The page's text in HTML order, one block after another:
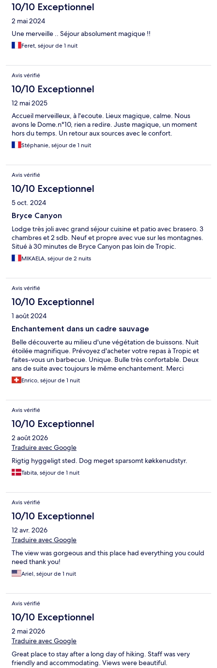
10/10 Exceptionnel
2 mai 2024
Une merveille .. Séjour absolument magique !!
Feret, séjour de 1 nuit
Avis vérifié
10/10 Exceptionnel
12 mai 2025
Accueil merveilleux, à l'ecoute. Lieux magique, calme. Nous
avons le Dome.n°10, rien a redire. Juste magique, un moment
hors du temps. Un retour aux sources avec le confort.
Stéphanie, séjour de 1 nuit
Avis vérifié
10/10 Exceptionnel
5 oct. 2024
Bryce Canyon
Lodge très joli avec grand séjour cuisine et patio avec brasero. 3
chambres et 2 sdb. Neuf et propre avec vue sur les montagnes.
Situé à 30 minutes de Bryce Canyon pas loin de Tropic.
MIKAELA, séjour de 2 nuits
Avis vérifié
10/10 Exceptionnel
1 août 2024
Enchantement dans un cadre sauvage
Belle découverte au milieu d'une végétation de buissons. Nuit
étoilée magnifique. Prévoyez d'acheter votre repas à Tropic et
faites-vous un barbecue. Unique. Bulle très confortable. Deux
ans de suite avec toujours le même enchantement. Merci
Enrico, séjour de 1 nuit
Avis vérifié
10/10 Exceptionnel
2 août 2026
Traduire avec Google
Rigtig hyggeligt sted. Dog meget sparsomt køkkenudstyr.
Tabita, séjour de 1 nuit
Avis vérifié
10/10 Exceptionnel
12 avr. 2026
Traduire avec Google
The view was gorgeous and this place had everything you could
need thank you!
Ariel, séjour de 1 nuit
Avis vérifié
10/10 Exceptionnel
2 mai 2026
Traduire avec Google
Great place to stay after a long day of hiking. Staff was very
friendly and accommodating. Views were beautiful.